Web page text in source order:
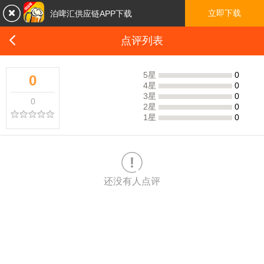
 点评列表
0
0
5星
0
4星
0
3星
0
2星
0
1星
0

还没有人点评
 泊啤汇供应链APP下载 立即下载